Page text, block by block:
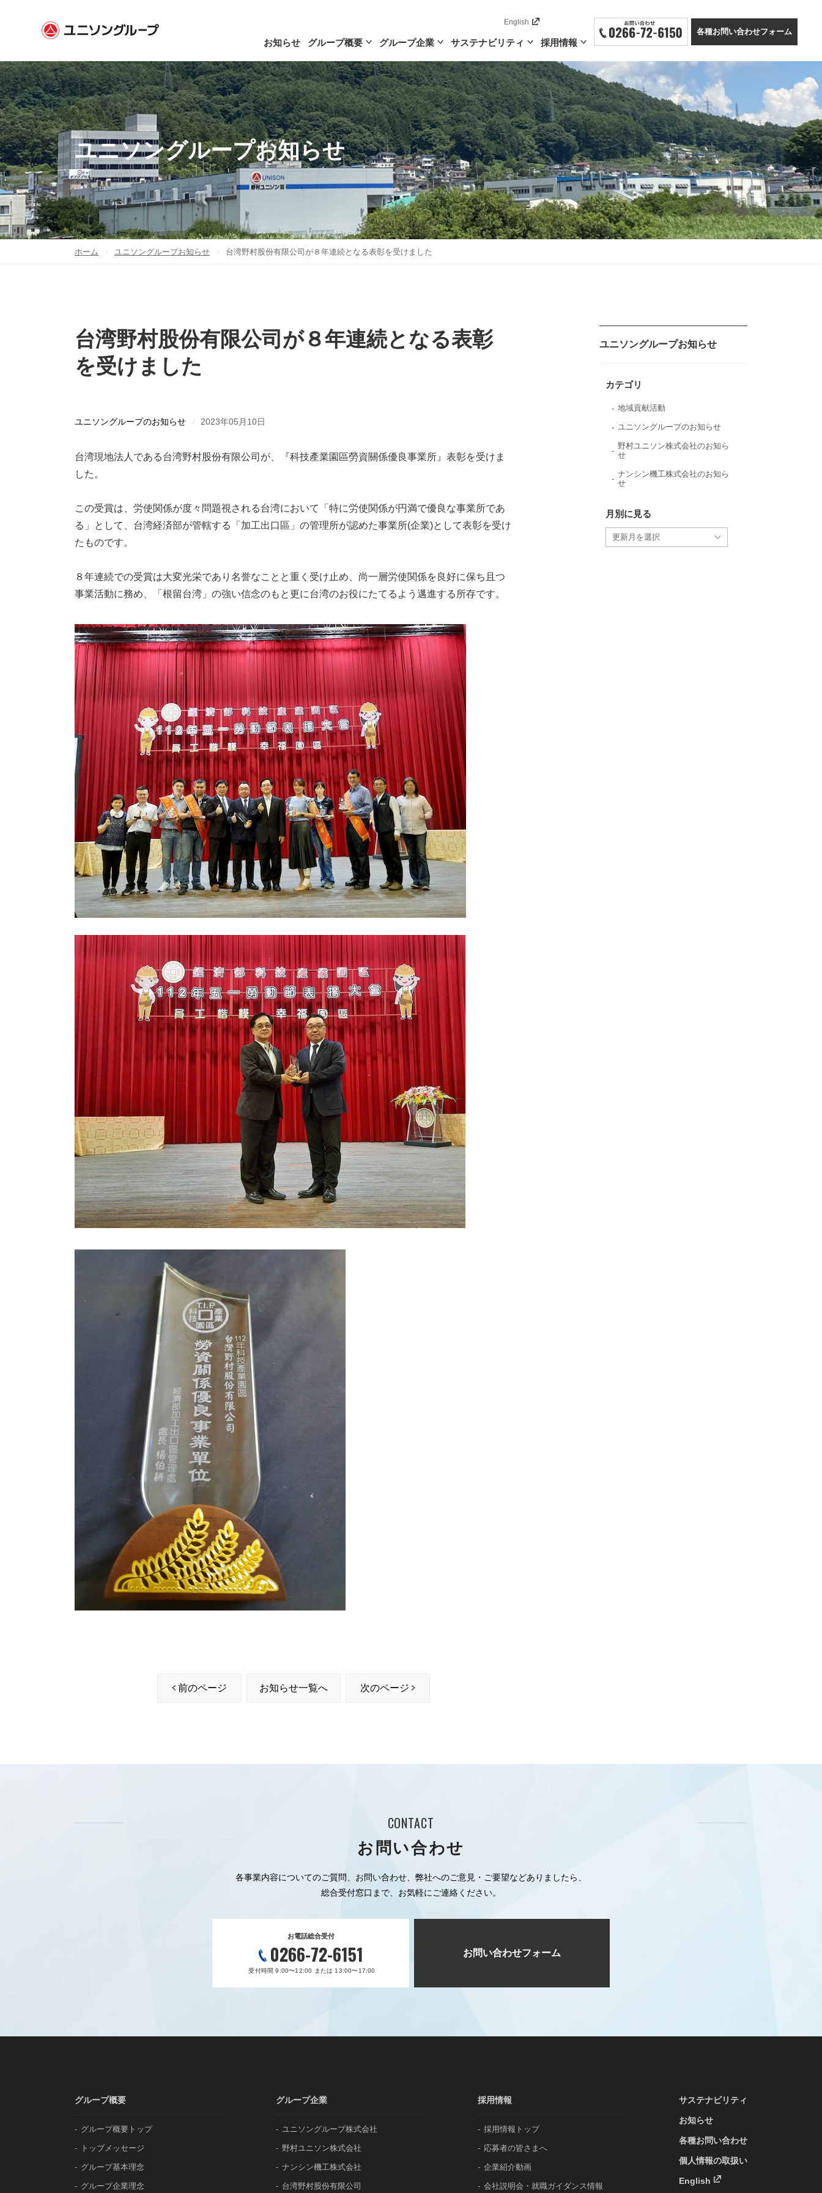
お知らせ グループ概要 グループ企業 サステナビリティ 採用情報
各種お問い合わせフォーム
English
ユニソングループお知らせ
ホーム ユニソングループお知らせ 台湾野村股份有限公司が８年連続となる表彰を受けました
台湾野村股份有限公司が８年連続となる表彰
を受けました
ユニソングループのお知らせ 2023年05月10日
台湾現地法人である台湾野村股份有限公司が、『科技產業園區勞資關係優良事業所』表彰を受けま
した。
この受賞は、労使関係が度々問題視される台湾において「特に労使関係が円満で優良な事業所であ
る」として、台湾経済部が管轄する「加工出口區」の管理所が認めた事業所(企業)として表彰を受け
たものです。
８年連続での受賞は大変光栄であり名誉なことと重く受け止め、尚一層労使関係を良好に保ち且つ
事業活動に務め、「根留台湾」の強い信念のもと更に台湾のお役にたてるよう邁進する所存です。
前のページ お知らせ一覧へ 次のページ
ユニソングループお知らせ
カテゴリ
地域貢献活動
ユニソングループのお知らせ
野村ユニソン株式会社のお知ら
せ
ナンシン機工株式会社のお知ら
せ
月別に見る
CONTACT
お問い合わせ
各事業内容についてのご質問、お問い合わせ、弊社へのご意見・ご要望などありましたら、
総合受付窓口まで、お気軽にご連絡ください。
お電話総合受付
0266-72-6151
受付時間 9:00〜12:00 または 13:00〜17:00
お問い合わせフォーム
グループ概要
グループ概要トップ
トップメッセージ
グループ基本理念
グループ企業理念
グループ企業
ユニソングループ株式会社
野村ユニソン株式会社
ナンシン機工株式会社
台湾野村股份有限公司
採用情報
採用情報トップ
応募者の皆さまへ
企業紹介動画
会社説明会・就職ガイダンス情報
サステナビリティ
お知らせ
各種お問い合わせ
個人情報の取扱い
English